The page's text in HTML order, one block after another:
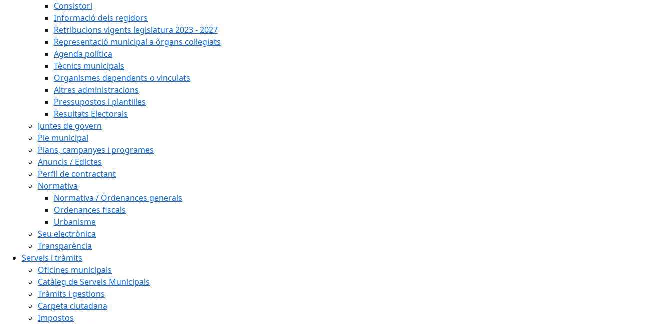
Consistori
Informació dels regidors
Retribucions vigents legislatura 2023 - 2027
Representació municipal a òrgans col·legiats
Agenda política
Tècnics municipals
Organismes dependents o vinculats
Altres administracions
Pressupostos i plantilles
Resultats Electorals
Juntes de govern
Ple municipal
Plans, campanyes i programes
Anuncis / Edictes
Perfil de contractant
Normativa
Normativa / Ordenances generals
Ordenances fiscals
Urbanisme
Seu electrònica
Transparència
Serveis i tràmits
Oficines municipals
Catàleg de Serveis Municipals
Tràmits i gestions
Carpeta ciutadana
Impostos